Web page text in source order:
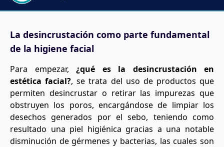
La desincrustación como parte fundamental
de la higiene facial
Para empezar, ¿qué es la desincrustación en
estética facial?, se trata del uso de productos que
permiten desincrustar o retirar las impurezas que
obstruyen los poros, encargándose de limpiar los
desechos generados por el sebo, teniendo como
resultado una piel higiénica gracias a una notable
disminución de gérmenes y bacterias, las cuales son